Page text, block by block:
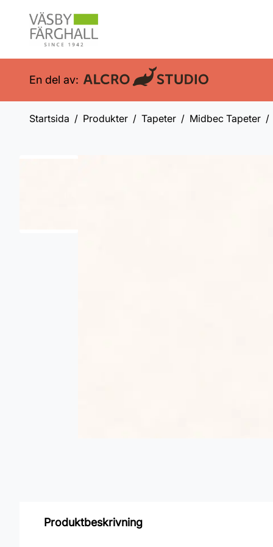
En del av:
Startsida Produkter Tapeter Midbec Tapeter
Produktbeskrivning